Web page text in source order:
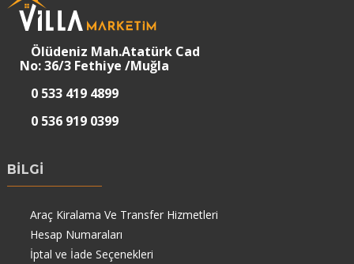
Ölüdeniz Mah.Atatürk Cad
No: 36/3 Fethiye /Muğla
0 533 419 4899
0 536 919 0399
BİLGİ
Araç Kiralama Ve Transfer Hizmetleri
Hesap Numaraları
İptal ve İade Seçenekleri